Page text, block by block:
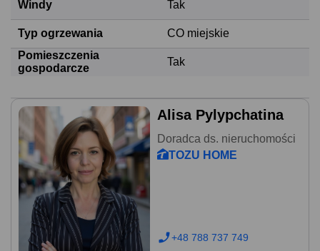
Windy Tak
Typ ogrzewania
CO miejskie
Pomieszczenia
gospodarcze
Tak
Alisa Pylypchatina
Doradca ds. nieruchomości
TOZU HOME
+48 788 737 749